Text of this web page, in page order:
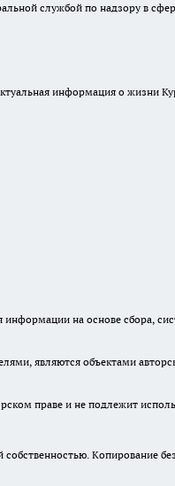
службой по надзору в
информация о жизни
на основе сбора,
являются объектами
праве и не подлежит
Копирование